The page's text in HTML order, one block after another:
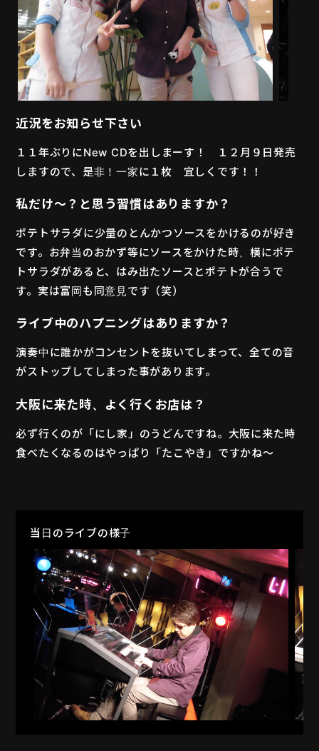
近況をお知らせ下さい
１１年ぶりにNew CDを出しまーす！ １２月９日発売
しますので、是非！一家に１枚 宜しくです！！
私だけ〜？と思う習慣はありますか？
ポテトサラダに少量のとんかつソースをかけるのが好き
です。お弁当のおかず等にソースをかけた時、横にポテ
トサラダがあると、はみ出たソースとポテトが合うで
す。実は富岡も同意見です（笑）
ライブ中のハプニングはありますか？
演奏中に誰かがコンセントを抜いてしまって、全ての音
がストップしてしまった事があります。
大阪に来た時、よく行くお店は？
必ず行くのが「にし家」のうどんですね。大阪に来た時
食べたくなるのはやっぱり「たこやき」ですかね〜
当日のライブの様子